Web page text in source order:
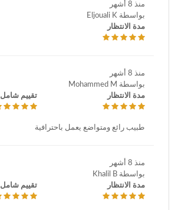
منذ 8 أشهر
بواسطة Eljouali K
مدة الانتظار
منذ 8 أشهر
بواسطة Mohammed M
مدة الانتظار
تقييم شامل
طبيب رائع ومتواضع يعمل باحترافية
منذ 8 أشهر
بواسطة Khalil B
مدة الانتظار
تقييم شامل